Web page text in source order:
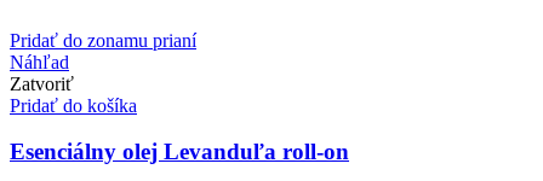
Pridať do zonamu prianí
Náhľad
Zatvoriť
Pridať do košíka
Esenciálny olej Levanduľa roll-on